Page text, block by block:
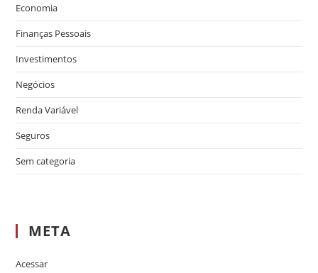
Economia
Finanças Pessoais
Investimentos
Negócios
Renda Variável
Seguros
Sem categoria
META
Acessar